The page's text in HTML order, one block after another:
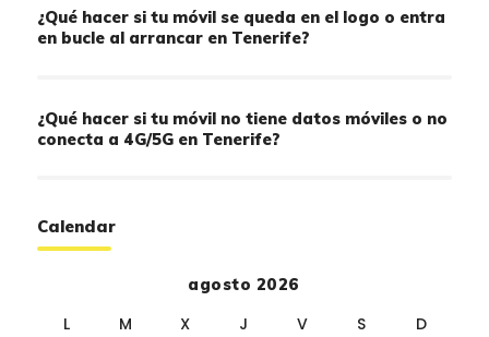
¿Qué hacer si tu móvil se queda en el logo o entra
en bucle al arrancar en Tenerife?
¿Qué hacer si tu móvil no tiene datos móviles o no
conecta a 4G/5G en Tenerife?
Calendar
agosto 2026
L M X J V S D